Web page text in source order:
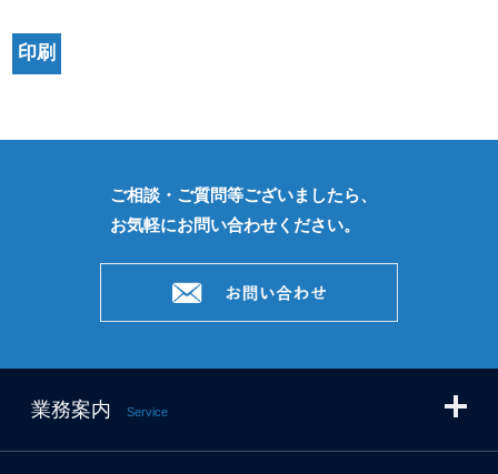
印刷
ご相談・ご質問等ございましたら、
お気軽にお問い合わせください。
業務案内 Service